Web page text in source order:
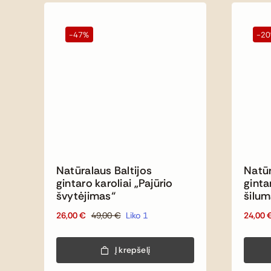
-47%
Natūralaus Baltijos
gintaro karoliai „Pajūrio
švytėjimas“
49,00€
Original
price
was:
49,00 €.
26,00€
Current
price
is:
26,00 €.
Liko 1
Į krepšelį
-
24,00